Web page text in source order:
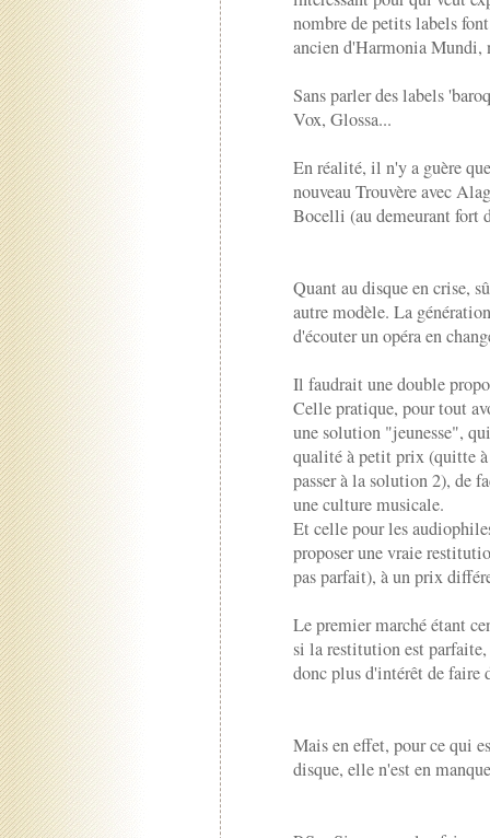
nombre de petits labels
ancien d'Harmonia Mundi,
Sans parler des labels
Vox, Glossa...
En réalité, il n'y a guère
nouveau Trouvère avec
Bocelli (au demeurant fort
Quant au disque en crise,
autre modèle. La
d'écouter un opéra en
Il faudrait une double
Celle pratique, pour tout
une solution "jeunesse",
qualité à petit prix (quitte
passer à la solution 2), de
une culture musicale.
Et celle pour les
proposer une vraie
pas parfait), à un prix
Le premier marché étant
si la restitution est
donc plus d'intérêt de faire
Mais en effet, pour ce qui
disque, elle n'est en